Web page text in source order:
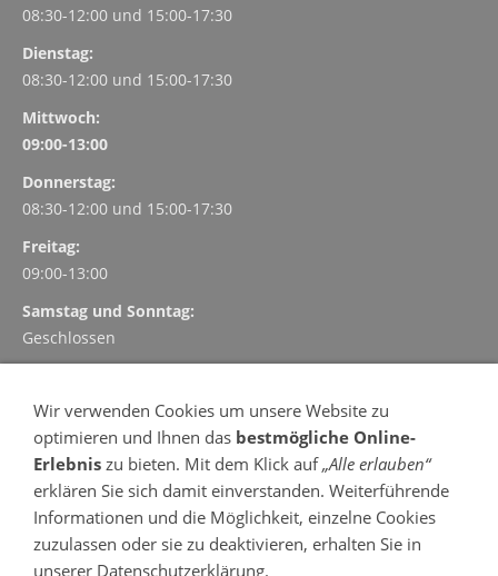
08:30-12:00 und 15:00-17:30
Dienstag:
08:30-12:00 und 15:00-17:30
Mittwoch:
09:00-13:00
Donnerstag:
08:30-12:00 und 15:00-17:30
Freitag:
09:00-13:00
Samstag und Sonntag:
Geschlossen
Vereinbaren und verwalten Sie Ihre Termin einfach, schnell
und kostenlos online
- 24 Stunden am Tag
- 7 Tage in der Woche
Termin vereinbaren
OFFENE SPRECHSTUNDE
Wir verwenden Cookies um unsere Website zu
optimieren und Ihnen das bestmögliche Online-
Erlebnis zu bieten. Mit dem Klick auf„Alle erlauben“
erklären Sie sich damit einverstanden. Weiterführende
Informationen und die Möglichkeit, einzelne Cookies
zuzulassen oder sie zu deaktivieren, erhalten Sie in
unserer Datenschutzerklärung.